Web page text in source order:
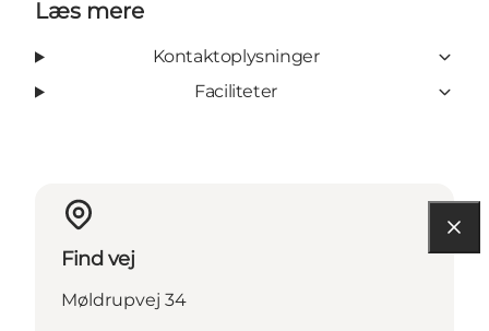
Læs mere
Kontaktoplysninger
Faciliteter
Find vej
Møldrupvej 34